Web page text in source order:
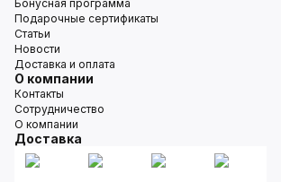
Бонусная программа
Подарочные сертификаты
Статьи
Новости
Доставка и оплата
О компании
Контакты
Сотрудничество
О компании
Доставка